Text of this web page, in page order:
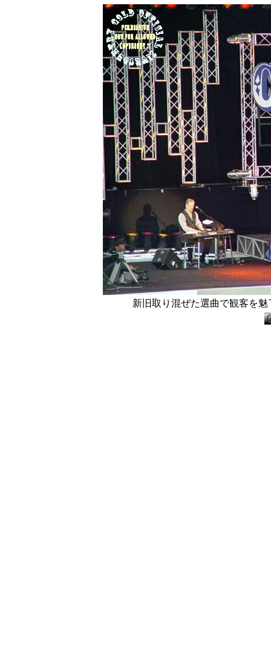
新旧取り混ぜた選曲で観客を